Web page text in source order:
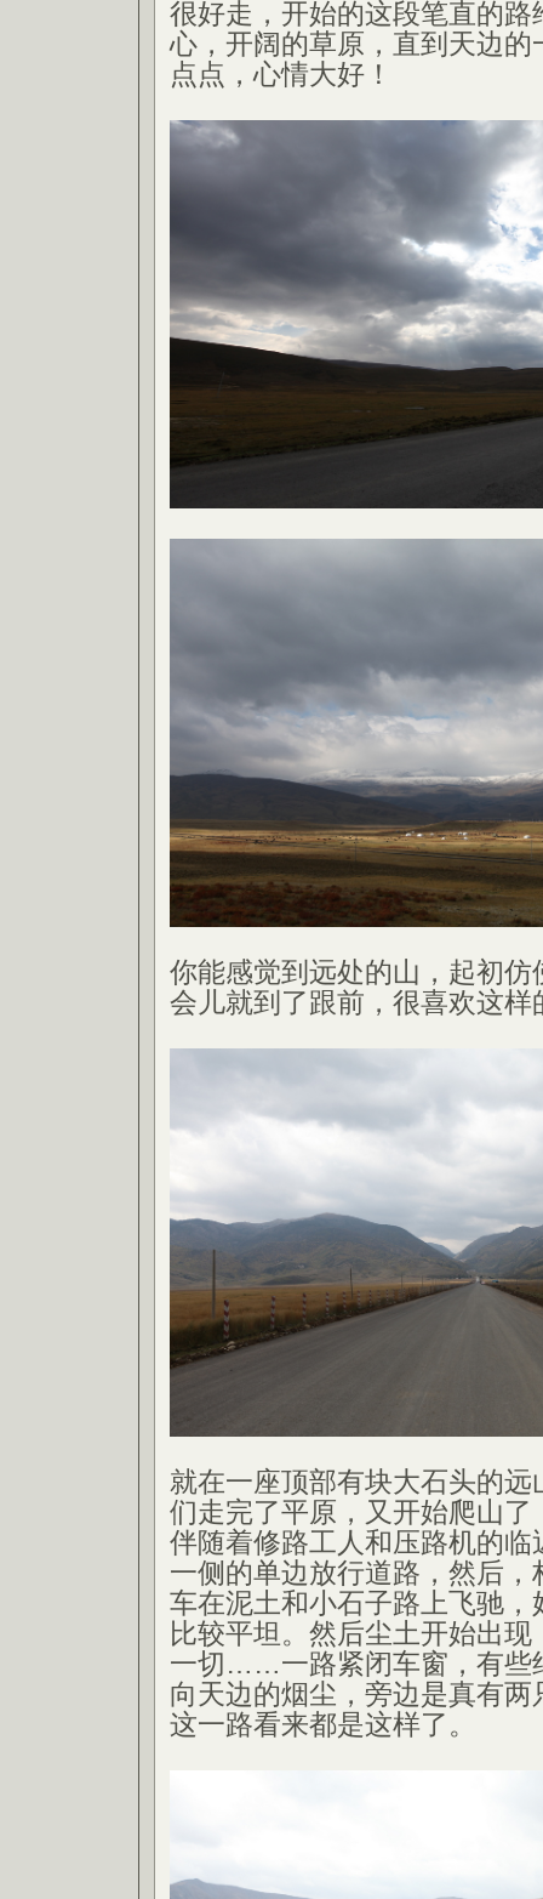
很好走，开始的这段笔直的路
心，开阔的草原，直到天边的
点点，心情大好！
你能感觉到远处的山，起初仿
会儿就到了跟前，很喜欢这样
就在一座顶部有块大石头的
们走完了平原，又开始爬山了
伴随着修路工人和压路机的临
一侧的单边放行道路，然后
车在泥土和小石子路上飞驰，
比较平坦。然后尘土开始出
一切……一路紧闭车窗，有些
向天边的烟尘，旁边是真有
这一路看来都是这样了。